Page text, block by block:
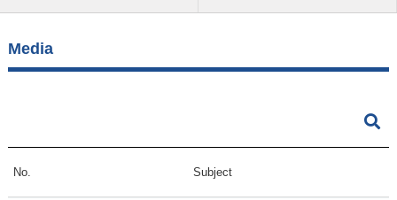
Media
No. Subject